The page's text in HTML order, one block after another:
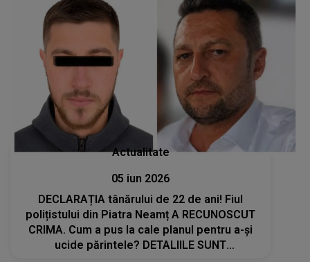
Actualitate
05 iun 2026
DECLARAȚIA tânărului de 22 de ani! Fiul
polițistului din Piatra Neamț A RECUNOSCUT
CRIMA. Cum a pus la cale planul pentru a-și
ucide părintele? DETALIILE SUNT